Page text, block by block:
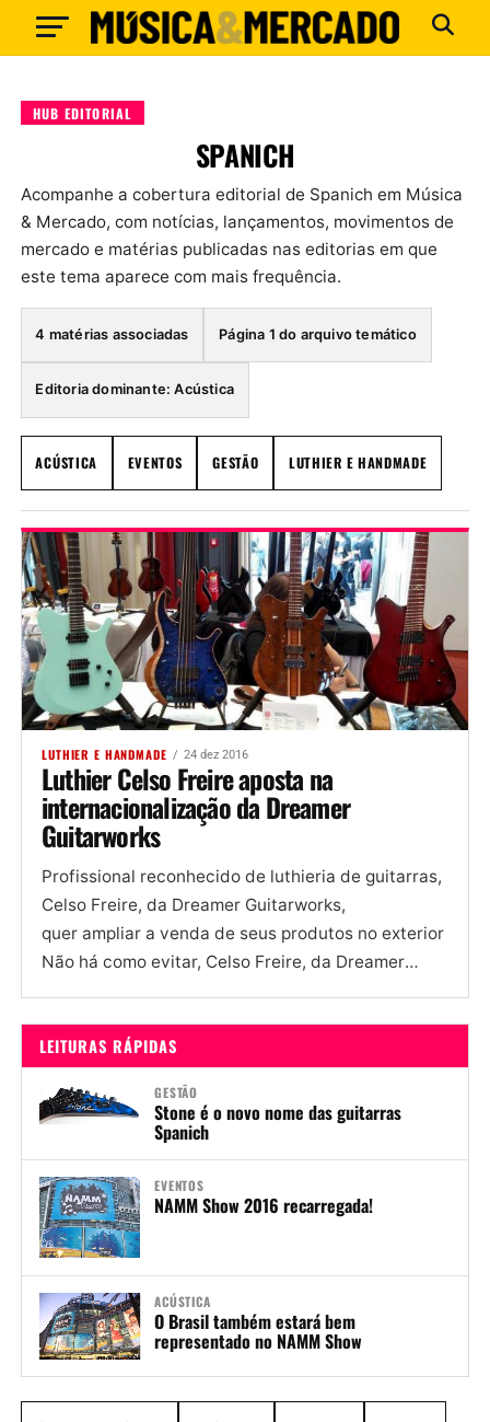
HUB EDITORIAL
SPANICH
Acompanhe a cobertura editorial de Spanich em Música
& Mercado, com notícias, lançamentos, movimentos de
mercado e matérias publicadas nas editorias em que
este tema aparece com mais frequência.
4 matérias associadas Página 1 do arquivo temático
Editoria dominante: Acústica
ACÚSTICA EVENTOS GESTÃO LUTHIER E HANDMADE
LUTHIER E HANDMADE 24 dez 2016
Luthier Celso Freire aposta na
internacionalização da Dreamer
Guitarworks
Profissional reconhecido de luthieria de guitarras,
Celso Freire, da Dreamer Guitarworks,
quer ampliar a venda de seus produtos no exterior
Não há como evitar, Celso Freire, da Dreamer
LEITURAS RÁPIDAS
GESTÃO
Stone é o novo nome das guitarras
Spanich
EVENTOS
NAMM Show 2016 recarregada!
ACÚSTICA
O Brasil também estará bem
representado no NAMM Show